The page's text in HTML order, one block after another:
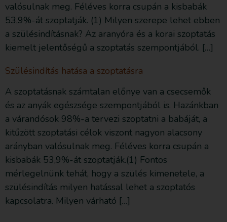
valósulnak meg. Féléves korra csupán a kisbabák
53,9%-át szoptatják. (1) Milyen szerepe lehet ebben
a szülésindításnak? Az aranyóra és a korai szoptatás
kiemelt jelentőségű a szoptatás szempontjából. […]
Szülésindítás hatása a szoptatásra
A szoptatásnak számtalan előnye van a csecsemők
és az anyák egészsége szempontjából is. Hazánkban
a várandósok 98%-a tervezi szoptatni a babáját, a
kitűzött szoptatási célok viszont nagyon alacsony
arányban valósulnak meg. Féléves korra csupán a
kisbabák 53,9%-át szoptatják.(1) Fontos
mérlegelnünk tehát, hogy a szülés kimenetele, a
szülésindítás milyen hatással lehet a szoptatós
kapcsolatra. Milyen várható […]